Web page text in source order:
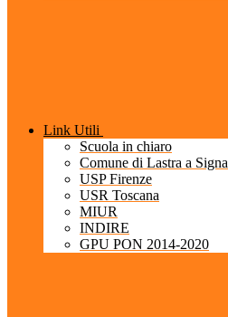
Link Utili
Scuola in chiaro
Comune di Lastra a Signa
USP Firenze
USR Toscana
MIUR
INDIRE
GPU PON 2014-2020